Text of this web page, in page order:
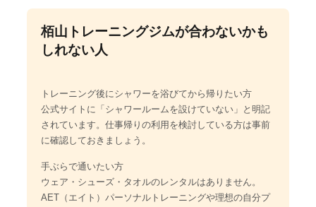
栢山トレーニングジムが合わないかも
しれない人
トレーニング後にシャワーを浴びてから帰りたい方
公式サイトに「シャワールームを設けていない」と明記
されています。仕事帰りの利用を検討している方は事前
に確認しておきましょう。
手ぶらで通いたい方
ウェア・シューズ・タオルのレンタルはありません。
AET（エイト）パーソナルトレーニングや理想の自分プ